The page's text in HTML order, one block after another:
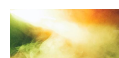
Lumière, caméra, action ! Cette
cinéma et brillera sous les
Verdon.